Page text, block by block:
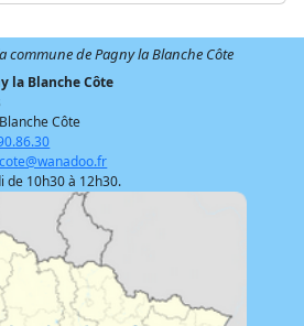
commune de Pagny la Blanche Côte
la Blanche Côte
Côte
de 10h30 à 12h30.